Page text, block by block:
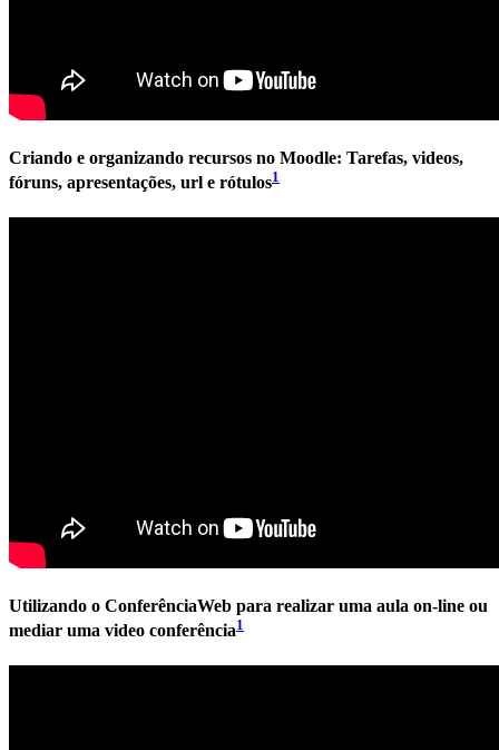
Criando e organizando recursos no Moodle: Tarefas, videos,
fóruns, apresentações, url e rótulos1
Utilizando o ConferênciaWeb para realizar uma aula on-line ou
mediar uma video conferência1